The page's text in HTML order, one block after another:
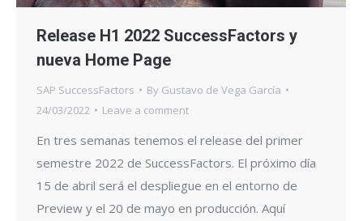
Release H1 2022 SuccessFactors y
nueva Home Page
SAP SuccessFactors By Gustavo de Vega García
24/03/2022
Leave a comment
En tres semanas tenemos el release del primer
semestre 2022 de SuccessFactors. El próximo día
15 de abril será el despliegue en el entorno de
Preview y el 20 de mayo en producción. Aquí